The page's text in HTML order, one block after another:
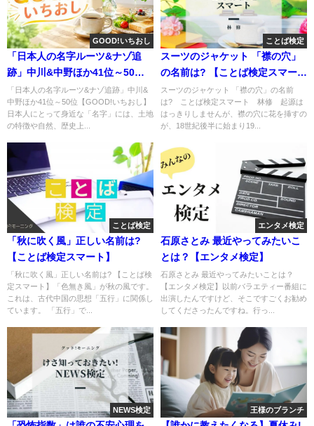
GOOD!いちおし
「日本人の名字ルーツ&ナゾ追
跡」中川&中野ほか41位～50位
【GOOD!いちおし】
「日本人の名字ルーツ&ナゾ追跡」中川&
中野ほか41位～50位【GOOD!いちおし】
日本人にとって身近な「名字」には、土地
の特徴や自然、歴史上...
ことば検定
スーツのジャケット 「襟の穴」
の名前は? 【ことば検定スマー
ト】
スーツのジャケット 「襟の穴」の名前
は? ことば検定スマート 林修 起源は
はっきりしませんが、襟の穴に花を挿すの
が、18世紀後半に始まり19...
ことば検定
「秋に吹く風」正しい名前は?
【ことば検定スマート】
「秋に吹く風」正しい名前は? 【ことば検
定スマート】「色無き風」が秋の風です。
これは、古代中国の思想「五行」に関係し
ています。 「五行」で...
エンタメ検定
石原さとみ 最近やってみたいこ
とは？【エンタメ検定】
石原さとみ 最近やってみたいことは？
【エンタメ検定】以前バラエティー番組に
出演したんですけど、そこですごくお勧め
してくださったんですね。行っ...
NEWS検定 王様のブランチ